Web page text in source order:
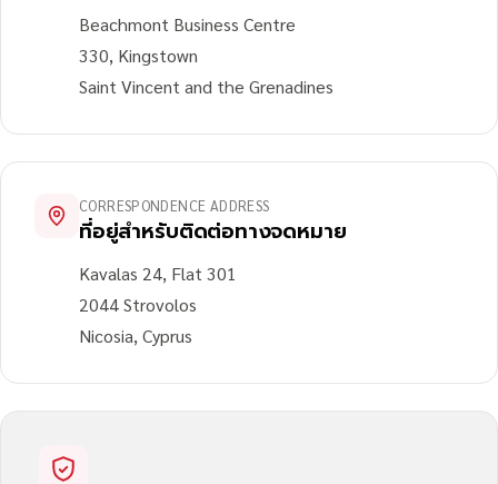
Beachmont Business Centre
330, Kingstown
Saint Vincent and the Grenadines
CORRESPONDENCE ADDRESS
ที่อยู่สำหรับติดต่อทางจดหมาย
Kavalas 24, Flat 301
2044 Strovolos
Nicosia, Cyprus